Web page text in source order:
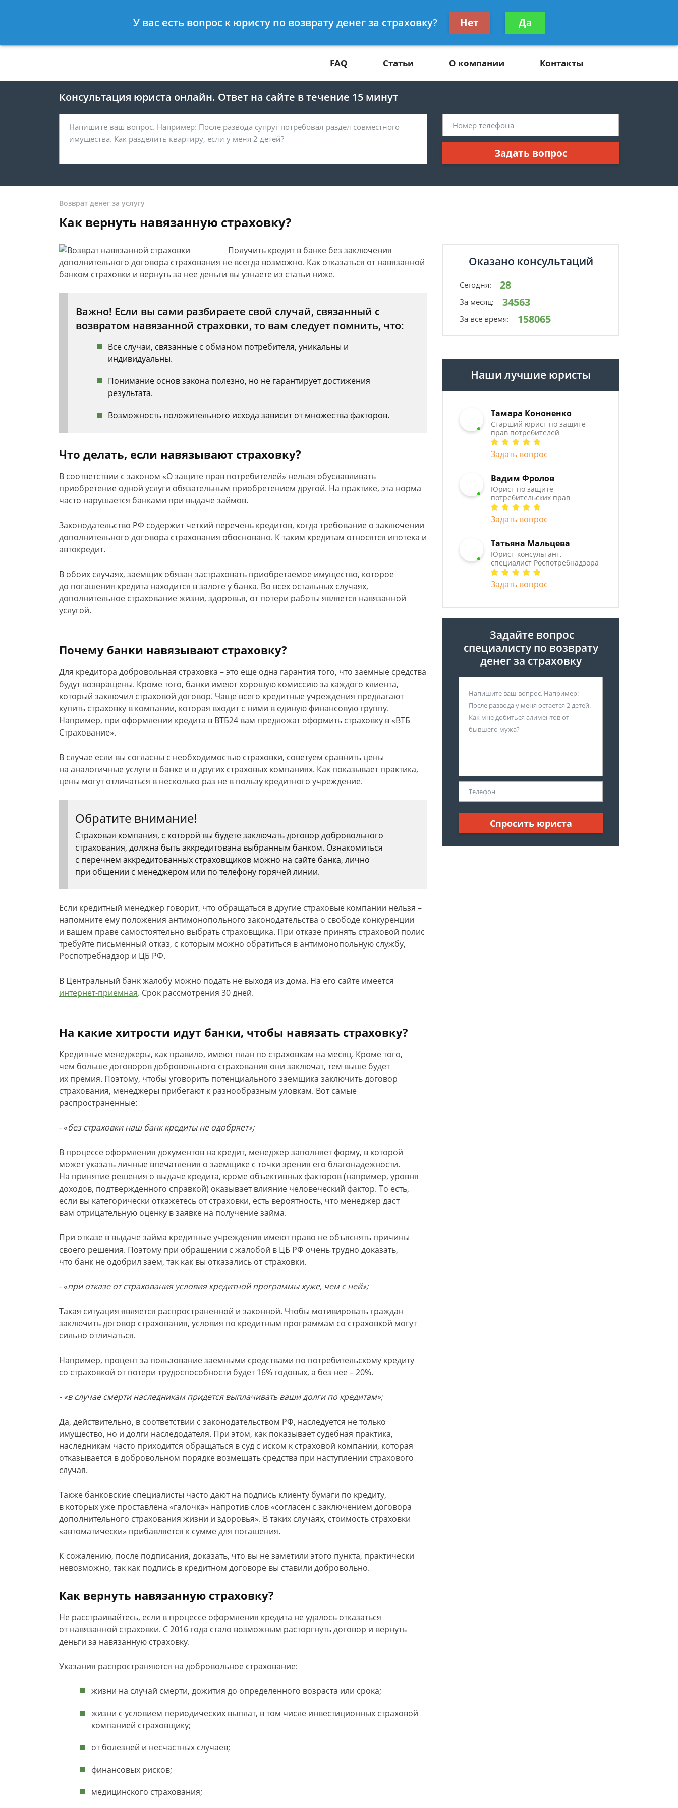
8 495 118-24-82 8 812 425-67-81
Получите консультацию
бесплатно
Задать вопрос
FAQ Статьи О компании Контакты
Консультация юриста онлайн. Ответ на сайте в течение 15 минут
Задать вопрос
Возврат денег за услугу
Как вернуть навязанную страховку?
Получить кредит в банке без заключения
дополнительного договора страхования не всегда возможно. Как отказаться от навязанной
банком страховки и вернуть за нее деньги вы узнаете из статьи ниже.
Важно! Если вы сами разбираете свой случай, связанный с
возвратом навязанной страховки, то вам следует помнить, что:
Все случаи, связанные с обманом потребителя, уникальны и
индивидуальны.
Понимание основ закона полезно, но не гарантирует достижения
результата.
Возможность положительного исхода зависит от множества факторов.
Что делать, если навязывают страховку?
В соответствии с законом «О защите прав потребителей» нельзя обуславливать
приобретение одной услуги обязательным приобретением другой. На практике, эта норма
часто нарушается банками при выдаче займов.
Законодательство РФ содержит четкий перечень кредитов, когда требование о заключении
дополнительного договора страхования обосновано. К таким кредитам относятся ипотека и
автокредит.
В обоих случаях, заемщик обязан застраховать приобретаемое имущество, которое
до погашения кредита находится в залоге у банка. Во всех остальных случаях,
дополнительное страхование жизни, здоровья, от потери работы является навязанной
услугой.
Почему банки навязывают страховку?
Для кредитора добровольная страховка – это еще одна гарантия того, что заемные средства
будут возвращены. Кроме того, банки имеют хорошую комиссию за каждого клиента,
который заключил страховой договор. Чаще всего кредитные учреждения предлагают
купить страховку в компании, которая входит с ними в единую финансовую группу.
Например, при оформлении кредита в ВТБ24 вам предложат оформить страховку в «ВТБ
Страхование».
В случае если вы согласны с необходимостью страховки, советуем сравнить цены
на аналогичные услуги в банке и в других страховых компаниях. Как показывает практика,
цены могут отличаться в несколько раз не в пользу кредитного учреждение.
Обратите внимание!
Страховая компания, с которой вы будете заключать договор добровольного
страхования, должна быть аккредитована выбранным банком. Ознакомиться
с перечнем аккредитованных страховщиков можно на сайте банка, лично
при общении с менеджером или по телефону горячей линии.
Если кредитный менеджер говорит, что обращаться в другие страховые компании нельзя –
напомните ему положения антимонопольного законодательства о свободе конкуренции
и вашем праве самостоятельно выбрать страховщика. При отказе принять страховой полис
требуйте письменный отказ, с которым можно обратиться в антимонопольную службу,
Роспотребнадзор и ЦБ РФ.
В Центральный банк жалобу можно подать не выходя из дома. На его сайте имеется
интернет-приемная. Срок рассмотрения 30 дней.
На какие хитрости идут банки, чтобы навязать страховку?
Кредитные менеджеры, как правило, имеют план по страховкам на месяц. Кроме того,
чем больше договоров добровольного страхования они заключат, тем выше будет
их премия. Поэтому, чтобы уговорить потенциального заемщика заключить договор
страхования, менеджеры прибегают к разнообразным уловкам. Вот самые
распространенные:
- «без страховки наш банк кредиты не одобряет»;
В процессе оформления документов на кредит, менеджер заполняет форму, в которой
может указать личные впечатления о заемщике с точки зрения его благонадежности.
На принятие решения о выдаче кредита, кроме объективных факторов (например, уровня
доходов, подтвержденного справкой) оказывает влияние человеческий фактор. То есть,
если вы категорически откажетесь от страховки, есть вероятность, что менеджер даст
вам отрицательную оценку в заявке на получение займа.
При отказе в выдаче займа кредитные учреждения имеют право не объяснять причины
своего решения. Поэтому при обращении с жалобой в ЦБ РФ очень трудно доказать,
что банк не одобрил заем, так как вы отказались от страховки.
- «при отказе от страхования условия кредитной программы хуже, чем с ней»;
Такая ситуация является распространенной и законной. Чтобы мотивировать граждан
заключить договор страхования, условия по кредитным программам со страховкой могут
сильно отличаться.
Например, процент за пользование заемными средствами по потребительскому кредиту
со страховкой от потери трудоспособности будет 16% годовых, а без нее – 20%.
- «в случае смерти наследникам придется выплачивать ваши долги по кредитам»;
Да, действительно, в соответствии с законодательством РФ, наследуется не только
имущество, но и долги наследодателя. При этом, как показывает судебная практика,
наследникам часто приходится обращаться в суд с иском к страховой компании, которая
отказывается в добровольном порядке возмещать средства при наступлении страхового
случая.
Также банковские специалисты часто дают на подпись клиенту бумаги по кредиту,
в которых уже проставлена «галочка» напротив слов «согласен с заключением договора
дополнительного страхования жизни и здоровья». В таких случаях, стоимость страховки
«автоматически» прибавляется к сумме для погашения.
К сожалению, после подписания, доказать, что вы не заметили этого пункта, практически
невозможно, так как подпись в кредитном договоре вы ставили добровольно.
Как вернуть навязанную страховку?
Не расстраивайтесь, если в процессе оформления кредита не удалось отказаться
от навязанной страховки. С 2016 года стало возможным расторгнуть договор и вернуть
деньги за навязанную страховку.
Указания распространяются на добровольное страхование:
жизни на случай смерти, дожития до определенного возраста или срока;
жизни с условием периодических выплат, в том числе инвестиционных страховой
компанией страховщику;
от болезней и несчастных случаев;
финансовых рисков;
медицинского страхования;
Оказано консультаций
Сегодня: 28
За месяц: 34563
За все время: 158065
Наши лучшие юристы
Тамара Кононенко
Старший юрист по защите
прав потребителей
Задать вопрос
Вадим Фролов
Юрист по защите
потребительских прав
Задать вопрос
Татьяна Мальцева
Юрист-консультант,
специалист Роспотребнадзора
Задать вопрос
Задайте вопрос
специалисту по возврату
денег за страховку
Спросить юриста
У вас есть вопрос к юристу по возврату денег за страховку? Нет Да